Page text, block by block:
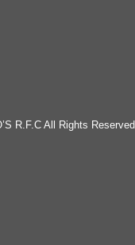
R.F.C All Rights Reserved